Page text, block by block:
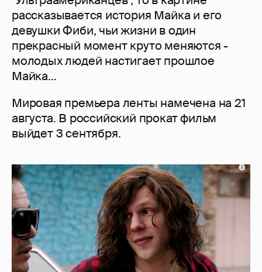
рассказывается история Майка и его
девушки Фиби, чьи жизни в один
прекрасный момент круто меняются -
молодых людей настигает прошлое
Майка...
Мировая премьера ленты намечена на 21
августа. В российский прокат фильм
выйдет 3 сентября.